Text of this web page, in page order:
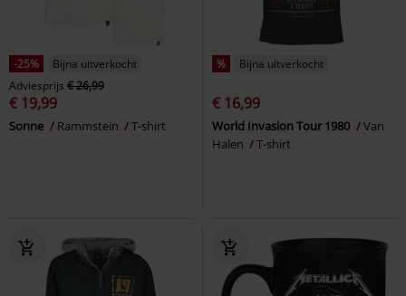
-25%
Bijna uitverkocht
Adviesprijs € 26,99
€ 19,99
Sonne Rammstein T-shirt
% Bijna uitverkocht
€ 16,99
World Invasion Tour 1980
Van
Halen
T-shirt